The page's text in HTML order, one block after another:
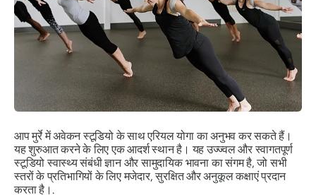
आप मुर्रे में अवेकन स्टूडियो के साथ एरियल योगा का अनुभव कर सकते हैं।
यह शुरुआत करने के लिए एक आदर्श स्थान है। यह उज्ज्वल और स्वागतपूर्ण
स्टूडियो स्वास्थ्य संबंधी ज्ञान और सामुदायिक भावना का संगम है, जो सभी
स्तरों के प्रतिभागियों के लिए मजेदार, सुरक्षित और अनुकूल कक्षाएं प्रदान
करता है।.